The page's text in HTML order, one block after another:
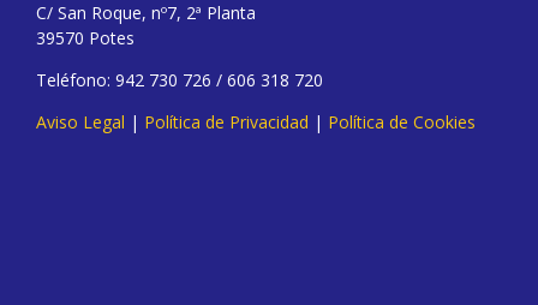
C/ San Roque, nº7, 2ª Planta
39570 Potes
Teléfono: 942 730 726 / 606 318 720
Aviso Legal | Política de Privacidad | Política de Cookies